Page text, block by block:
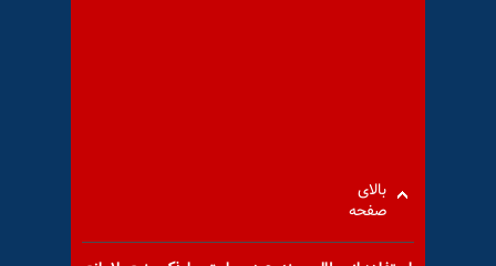
بالای
صفحه